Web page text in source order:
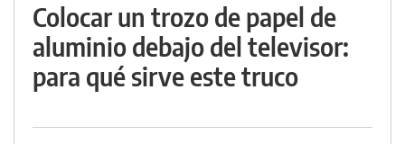
Colocar un trozo de papel de
aluminio debajo del televisor:
para qué sirve este truco